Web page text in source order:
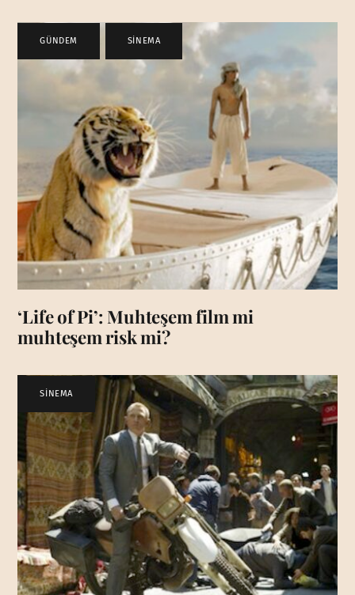
GÜNDEM SİNEMA
‘Life of Pi’: Muhteşem film mi
muhteşem risk mi?
SİNEMA